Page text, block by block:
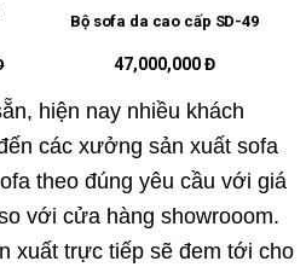
Bộ sofa da cao cấp SD-49
47,000,000 Đ
hiện nay nhiều khách
các xưởng sản xuất sofa
theo đúng yêu cầu với giá
với cửa hàng showrooom.
xuất trực tiếp sẽ đem tới cho